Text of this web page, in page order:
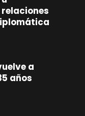
a
años